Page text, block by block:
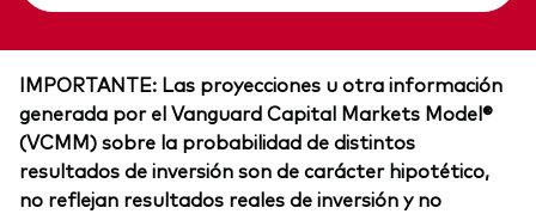
IMPORTANTE: Las proyecciones u otra información
generada por el Vanguard Capital Markets Model®
(VCMM) sobre la probabilidad de distintos
resultados de inversión son de carácter hipotético,
no reflejan resultados reales de inversión y no